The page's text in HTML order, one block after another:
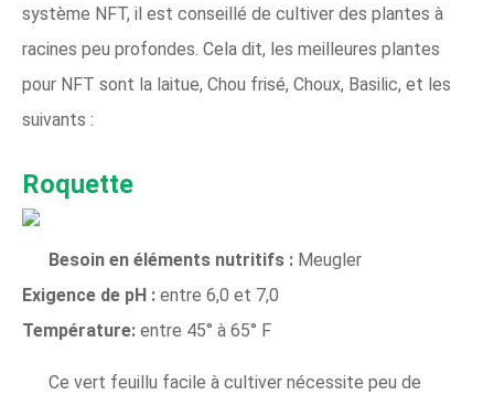
système NFT, il est conseillé de cultiver des plantes à
racines peu profondes. Cela dit, les meilleures plantes
pour NFT sont la laitue, Chou frisé, Choux, Basilic, et les
suivants :
Roquette
Besoin en éléments nutritifs : Meugler
Exigence de pH : entre 6,0 et 7,0
Température: entre 45° à 65° F
Ce vert feuillu facile à cultiver nécessite peu de